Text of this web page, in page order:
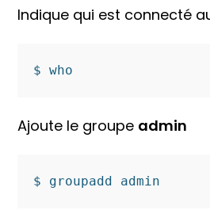
Indique qui est connecté
$ who
Ajoute le groupe admin
$ groupadd admin